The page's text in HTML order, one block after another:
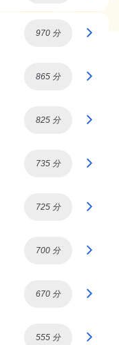
970 分
865 分
825 分
735 分
725 分
700 分
670 分
555 分